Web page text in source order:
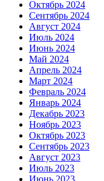
Октябрь 2024
Сентябрь 2024
Август 2024
Июль 2024
Июнь 2024
Май 2024
Апрель 2024
Март 2024
Февраль 2024
Январь 2024
Декабрь 2023
Ноябрь 2023
Октябрь 2023
Сентябрь 2023
Август 2023
Июль 2023
Июнь 2023